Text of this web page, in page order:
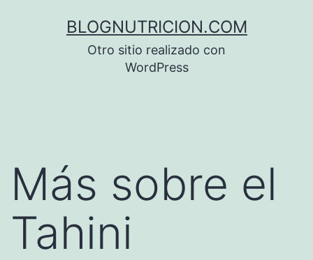
BLOGNUTRICION.COM
Otro sitio realizado con
WordPress
Más sobre el
Tahini